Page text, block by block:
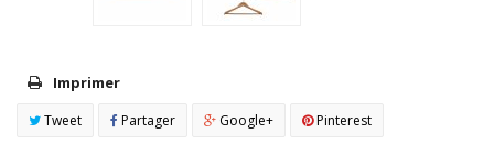
Imprimer
Tweet Partager Google+ Pinterest